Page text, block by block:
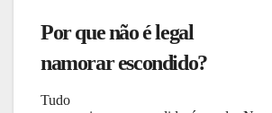
Por que não é legal
namorar escondido?
Tudo